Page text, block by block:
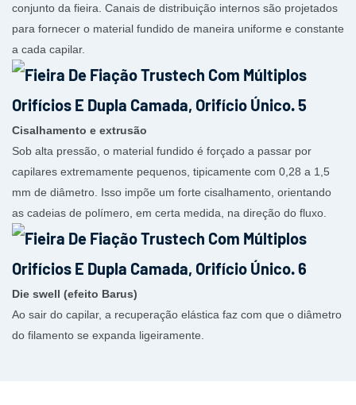
conjunto da fieira. Canais de distribuição internos são projetados
para fornecer o material fundido de maneira uniforme e constante
a cada capilar.
Cisalhamento e extrusão
Sob alta pressão, o material fundido é forçado a passar por
capilares extremamente pequenos, tipicamente com 0,28 a 1,5
mm de diâmetro. Isso impõe um forte cisalhamento, orientando
as cadeias de polímero, em certa medida, na direção do fluxo.
Die swell (efeito Barus)
Ao sair do capilar, a recuperação elástica faz com que o diâmetro
do filamento se expanda ligeiramente.